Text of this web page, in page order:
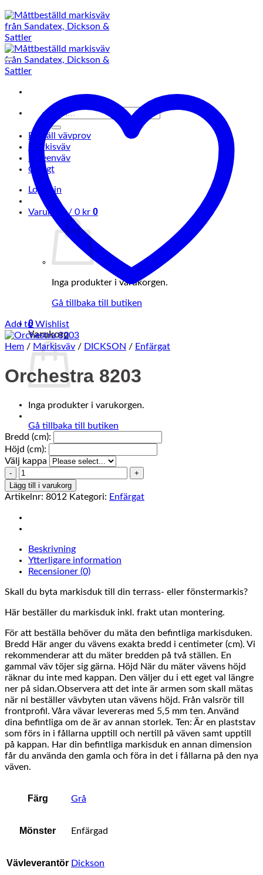
efter:
Beställ vävprov
Markisväv
Screenväv
Övrigt
Logga in
Varukorg / 0 kr 0
Inga produkter i varukorgen.
Gå tillbaka till butiken
0
Varukorg
Inga produkter i varukorgen.
Gå tillbaka till butiken
Add to Wishlist
Hem / Markisväv / DICKSON / Enfärgat
Orchestra 8203
Bredd (cm):
Höjd (cm):
Välj kappa
Orchestra
8203
mängd
Lägg till i varukorg
Artikelnr: 8012 Kategori: Enfärgat
Beskrivning
Ytterligare information
Recensioner (0)
Skall du byta markisduk till din terrass- eller fönstermarkis?
Här beställer du markisduk inkl. frakt utan montering.
För att beställa behöver du mäta den befintliga markisduken.
Bredd Här anger du vävens exakta bredd i centimeter (cm). Vi
rekommenderar att du mäter bredden på två ställen. En
gammal väv töjer sig gärna. Höjd När du mäter vävens höjd
räknar du inte med kappan. Den väljer du i ett eget val längre
ner på sidan.Observera att det inte är armen som skall mätas
när ni beställer vävbyten utan vävens höjd. Från valsrör till
frontprofil. Våra vävar levereras med 5,5 mm ten. Använd
dina befintliga om de är av annan storlek. Ten: Är en plaststav
som förs in i fållarna upptill och nertill på väven samt upptill
på kappan. Har din befintliga markisduk en annan dimension
får du använda den gamla och föra in det i fållarna på den nya
väven.
Färg Grå
Mönster Enfärgad
Vävleverantör Dickson